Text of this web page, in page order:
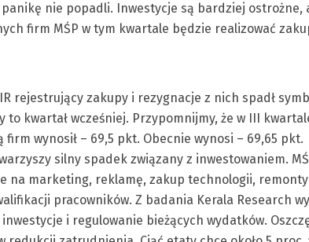
nie popadli. Inwestycje są bardziej ostrożne,
firm MŚP w tym kwartale będzie realizować
rejestrujący zakupy i rezygnacje z nich spadł
to kwartał wcześniej. Przypomnijmy, że w III
firm wynosił – 69,5 pkt. Obecnie wynosi – 69,65
silny spadek związany z inwestowaniem.
na marketing, reklamę, zakup technologii,
pracowników. Z badania Kerala Research
i regulowanie bieżących wydatków.